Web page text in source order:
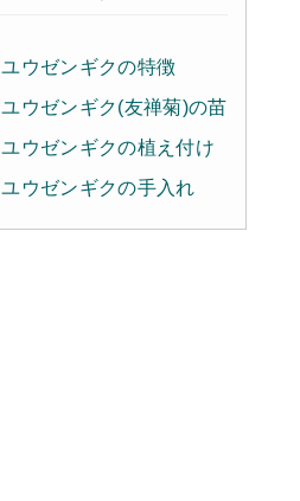
ユウゼンギクの特徴
ユウゼンギク(友禅菊)の苗
ユウゼンギクの植え付け
ユウゼンギクの手入れ